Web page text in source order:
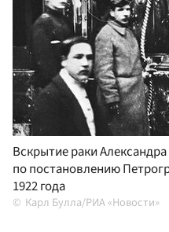
Вскрытие раки
по постановлению
1922 года
Карл Булла/РИА «Новости»